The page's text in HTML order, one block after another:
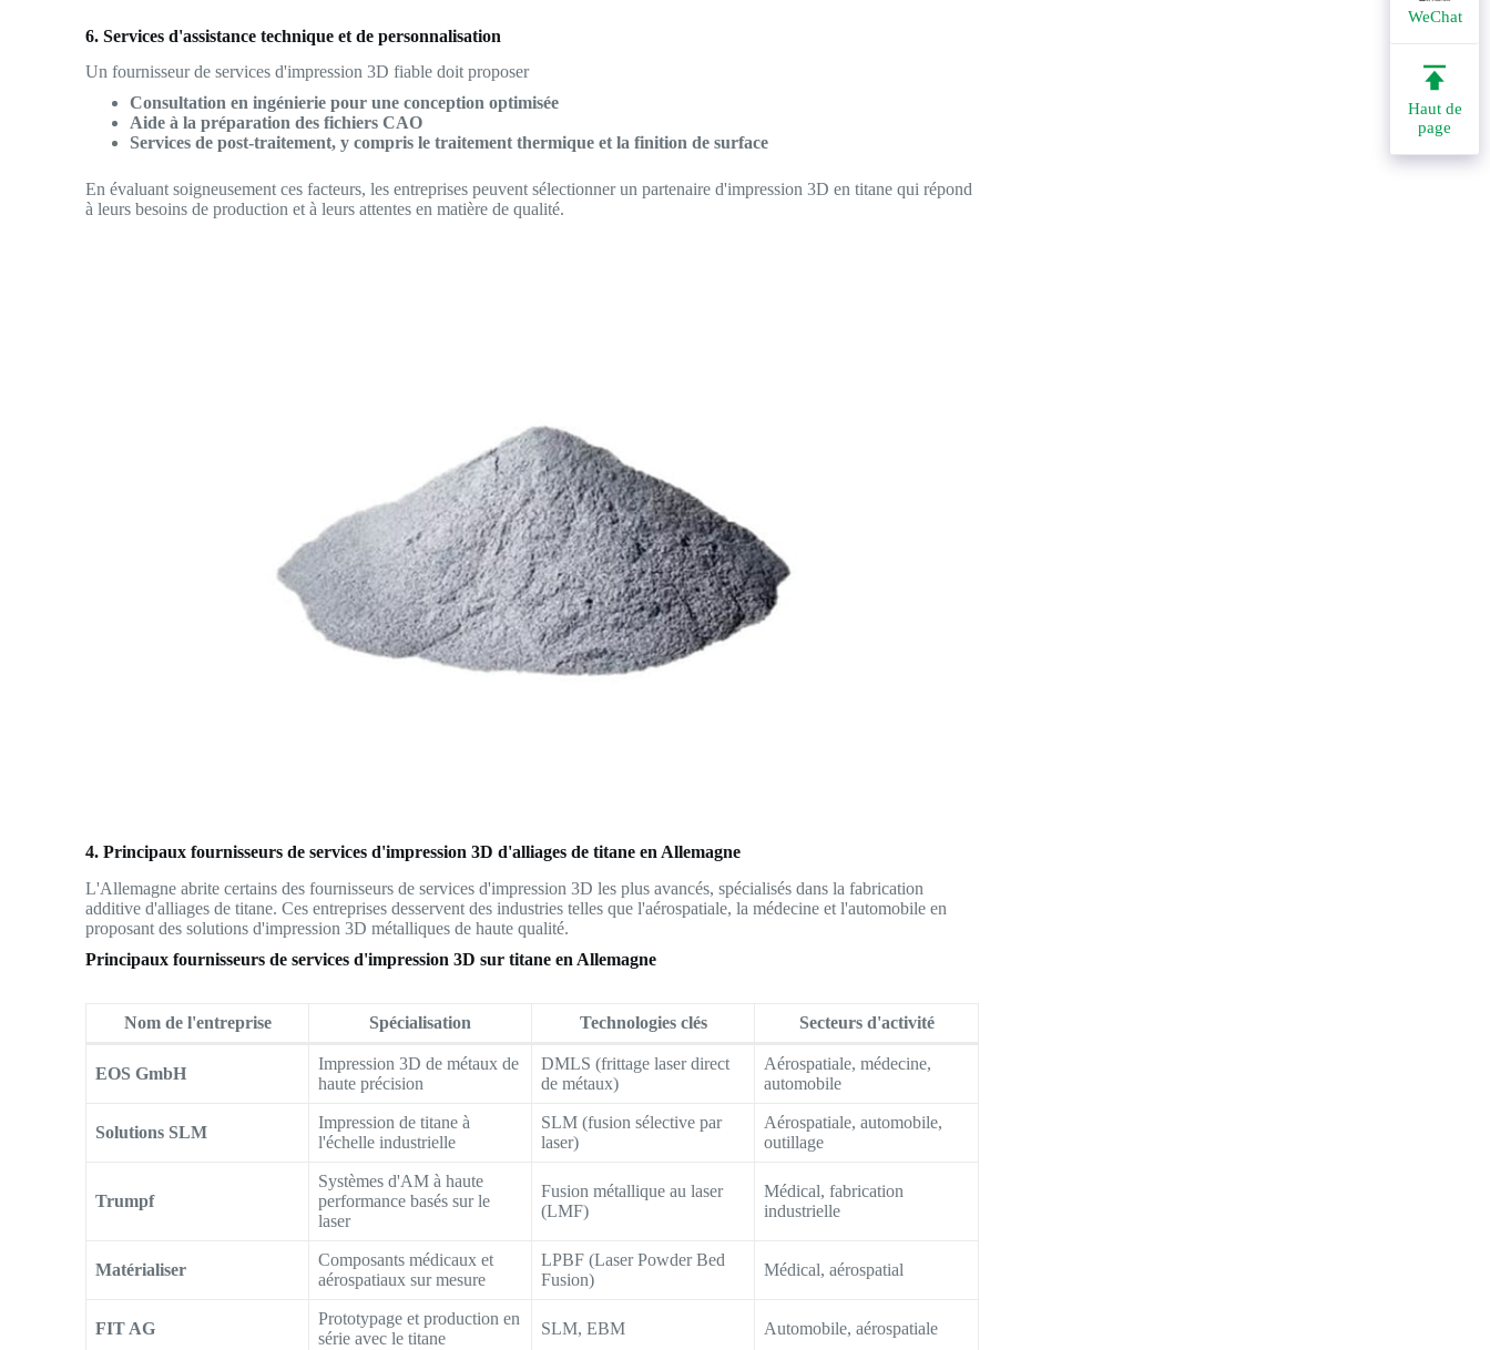
WeChat
Haut de
page
6. Services d'assistance technique et de personnalisation
Un fournisseur de services d'impression 3D fiable doit proposer
Consultation en ingénierie pour une conception optimisée
Aide à la préparation des fichiers CAO
Services de post-traitement, y compris le traitement thermique et la finition de surface
En évaluant soigneusement ces facteurs, les entreprises peuvent sélectionner un partenaire d'impression 3D en titane qui répond
à leurs besoins de production et à leurs attentes en matière de qualité.
4. Principaux fournisseurs de services d'impression 3D d'alliages de titane en Allemagne
L'Allemagne abrite certains des fournisseurs de services d'impression 3D les plus avancés, spécialisés dans la fabrication
additive d'alliages de titane. Ces entreprises desservent des industries telles que l'aérospatiale, la médecine et l'automobile en
proposant des solutions d'impression 3D métalliques de haute qualité.
Principaux fournisseurs de services d'impression 3D sur titane en Allemagne
Nom de l'entreprise Spécialisation Technologies clés Secteurs d'activité
EOS GmbH
Impression 3D de métaux de
haute précision
DMLS (frittage laser direct
de métaux)
Aérospatiale, médecine,
automobile
Solutions SLM
Impression de titane à
l'échelle industrielle
SLM (fusion sélective par
laser)
Aérospatiale, automobile,
outillage
Trumpf
Systèmes d'AM à haute
performance basés sur le
laser
Fusion métallique au laser
(LMF)
Médical, fabrication
industrielle
Matérialiser
Composants médicaux et
aérospatiaux sur mesure
LPBF (Laser Powder Bed
Fusion)
Médical, aérospatial
FIT AG
Prototypage et production en
série avec le titane
SLM, EBM Automobile, aérospatiale